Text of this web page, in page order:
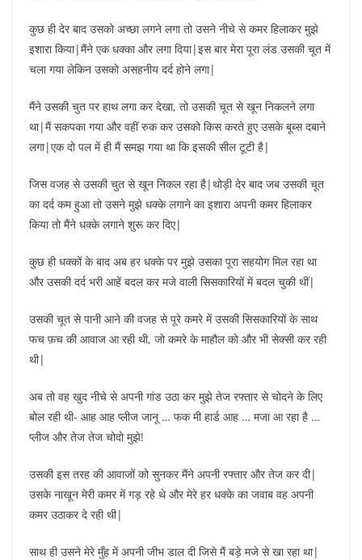
कुछ ही देर बाद उसको अच्छा लगने लगा तो उसने नीचे से कमर हिलाकर मुझे
इशारा किया|मैंने एक धक्का और लगा दिया|इस बार मेरा पूरा लंड उसकी चूत में
चला गया लेकिन उसको असहनीय दर्द होने लगा|
मैंने उसकी चुत पर हाथ लगा कर देखा, तो उसकी चूत से खून निकलने लगा
था|मैं सकपका गया और वहीं रुक कर उसको किस करते हुए उसके बूब्स दबाने
लगा|एक दो पल में ही मैं समझ गया था कि इसकी सील टूटी है|
जिस वजह से उसकी चुत से खून निकल रहा है|थोड़ी देर बाद जब उसकी चूत
का दर्द कम हुआ तो उसने मुझे धक्के लगाने का इशारा अपनी कमर हिलाकर
किया तो मैंने धक्के लगाने शुरू कर दिए|
कुछ ही धक्कों के बाद अब हर धक्के पर मुझे उसका पूरा सहयोग मिल रहा था
और उसकी दर्द भरी आहें बदल कर मजे वाली सिसकारियों में बदल चुकी थीं|
उसकी चूत से पानी आने की वजह से पूरे कमरे में उसकी सिसकारियों के साथ
फच फ़च की आवाज आ रही थी, जो कमरे के माहौल को और भी सेक्सी कर रही
थी|
अब तो वह खुद नीचे से अपनी गांड उठा कर मुझे तेज रफ्तार से चोदने के लिए
बोल रही थी- आह आह प्लीज जानू … फक मी हार्ड आह … मजा आ रहा है …
प्लीज और तेज तेज चोदो मुझे!
उसकी इस तरह की आवाजों को सुनकर मैंने अपनी रफ्तार और तेज कर दी|
उसके नाखून मेरी कमर में गड़ रहे थे और मेरे हर धक्के का जवाब वह अपनी
कमर उठाकर दे रही थी|
साथ ही उसने मेरे मुँह में अपनी जीभ डाल दी जिसे मैं बड़े मजे से खा रहा था|